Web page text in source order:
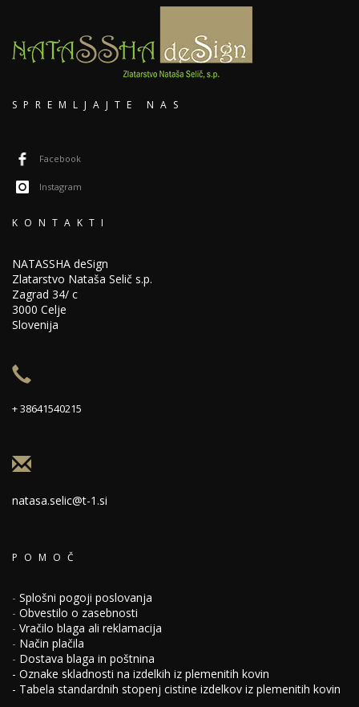
SPREMLJAJTE NAS
Facebook
Instagram
KONTAKTI
NATASSHA deSign
Zlatarstvo Nataša Selič s.p.
Zagrad 34/ c
3000 Celje
Slovenija
+ 38641540215
natasa.selic@t-1.si
POMOČ
- Splošni pogoji poslovanja
- Obvestilo o zasebnosti
- Vračilo blaga ali reklamacija
- Način plačila
- Dostava blaga in poštnina
- Oznake skladnosti na izdelkih iz plemenitih kovin
- Tabela standardnih stopenj cistine izdelkov iz plemenitih kovin